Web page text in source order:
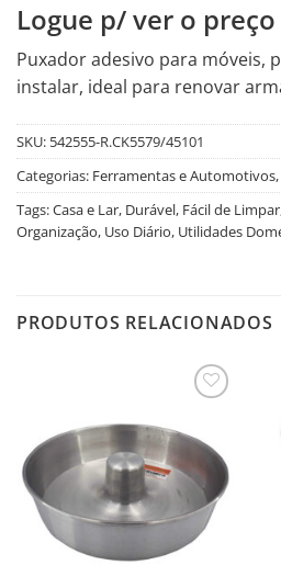
Logue p/ ver o preço
Puxador adesivo para móveis,
instalar, ideal para renovar
SKU: 542555-R.CK5579/45101
Categorias: Ferramentas e Automotivos,
Tags:Casa e Lar, Durável, Fácil de Limpar
Organização, Uso Diário, Utilidades
PRODUTOS RELACIONADOS
Lista